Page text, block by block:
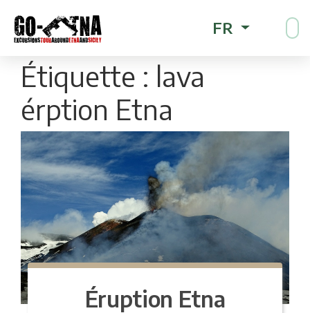
FR
Étiquette : lava
érption Etna
Éruption Etna